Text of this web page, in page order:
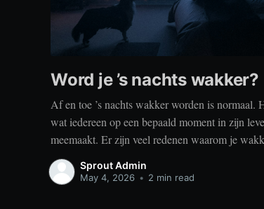
Word je ’s nachts wakker?
Af en toe ’s nachts wakker worden is normaal.
wat iedereen op een bepaald moment in zijn
meemaakt. Er zijn veel redenen waarom je
worden, zoals stress, naar het toilet moeten, je
of medische aandoeningen die je slaap
Sprout Admin
May 4, 2026 • 2 min read